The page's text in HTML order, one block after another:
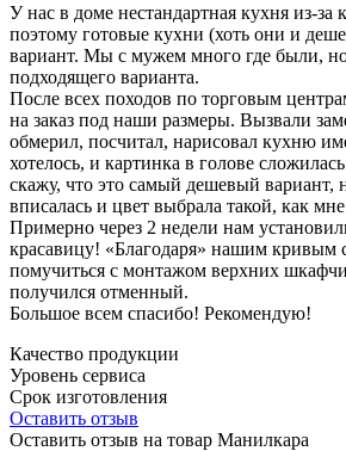
У нас в доме нестандартная кухня из-за
поэтому готовые кухни (хоть они и
вариант. Мы с мужем много где были,
подходящего варианта.
После всех походов по торговым
на заказ под наши размеры. Вызвали
обмерил, посчитал, нарисовал кухню
хотелось, и картинка в голове
скажу, что это самый дешевый вариант,
вписалась и цвет выбрала такой, как
Примерно через 2 недели нам
красавицу! «Благодаря» нашим кривым
помучиться с монтажом верхних
получился отменный.
Большое всем спасибо! Рекомендую!
Качество продукции
Уровень сервиса
Срок изготовления
Оставить отзыв
Оставить отзыв на товар Манилкара